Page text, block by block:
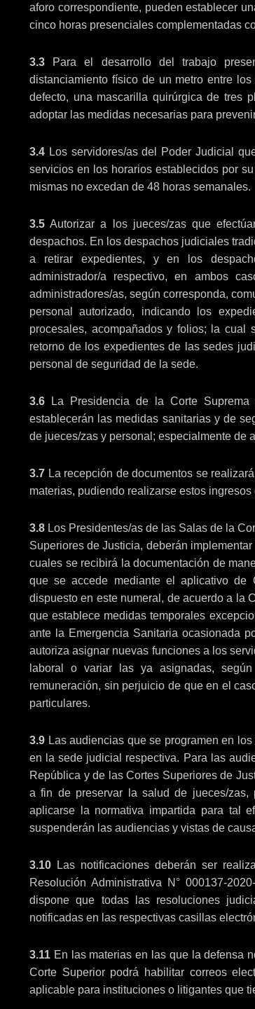
aforo correspondiente, pueden establecer
cinco horas presenciales complementadas
3.3 Para el desarrollo del trabajo
distanciamiento físico de un metro entre
defecto, una mascarilla quirúrgica de tres
adoptar las medidas necesarias para
3.4 Los servidores/as del Poder Judicial
servicios en los horarios establecidos por
mismas no excedan de 48 horas semanales.
3.5 Autorizar a los jueces/zas que
despachos. En los despachos judiciales
a retirar expedientes, y en los
administrador/a respectivo, en ambos
administradores/as, según corresponda,
personal autorizado, indicando los
procesales, acompañados y folios; la
retorno de los expedientes de las sedes
personal de seguridad de la sede.
3.6 La Presidencia de la Corte
establecerán las medidas sanitarias y de
de jueces/zas y personal; especialmente de
3.7 La recepción de documentos se
materias, pudiendo realizarse estos
3.8 Los Presidentes/as de las Salas de la
Superiores de Justicia, deberán
cuales se recibirá la documentación de
que se accede mediante el aplicativo de
dispuesto en este numeral, de acuerdo a la
que establece medidas temporales
ante la Emergencia Sanitaria ocasionada
autoriza asignar nuevas funciones a los
laboral o variar las ya asignadas,
remuneración, sin perjuicio de que en el
particulares.
3.9 Las audiencias que se programen en
en la sede judicial respectiva. Para las
República y de las Cortes Superiores de
a fin de preservar la salud de jueces/zas,
aplicarse la normativa impartida para tal
suspenderán las audiencias y vistas de
3.10 Las notificaciones deberán ser
Resolución Administrativa N° 000137-
dispone que todas las resoluciones
notificadas en las respectivas casillas
3.11 En las materias en las que la defensa
Corte Superior podrá habilitar correos
aplicable para instituciones o litigantes que